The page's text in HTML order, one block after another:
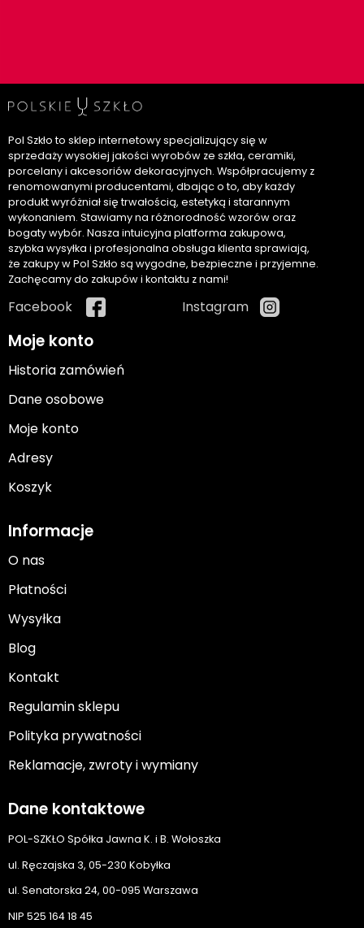
Pol Szkło to sklep internetowy specjalizujący się w
sprzedaży wysokiej jakości wyrobów ze szkła, ceramiki,
porcelany i akcesoriów dekoracyjnych. Współpracujemy z
renomowanymi producentami, dbając o to, aby każdy
produkt wyróżniał się trwałością, estetyką i starannym
wykonaniem. Stawiamy na różnorodność wzorów oraz
bogaty wybór. Nasza intuicyjna platforma zakupowa,
szybka wysyłka i profesjonalna obsługa klienta sprawiają,
że zakupy w Pol Szkło są wygodne, bezpieczne i przyjemne.
Zachęcamy do zakupów i kontaktu z nami!
Facebook Instagram
Moje konto
Historia zamówień
Dane osobowe
Moje konto
Adresy
Koszyk
Informacje
O nas
Płatności
Wysyłka
Blog
Kontakt
Regulamin sklepu
Polityka prywatności
Reklamacje, zwroty i wymiany
Dane kontaktowe
POL-SZKŁO Spółka Jawna K. i B. Wołoszka
ul. Ręczajska 3, 05-230 Kobyłka
ul. Senatorska 24, 00-095 Warszawa
NIP 525 164 18 45